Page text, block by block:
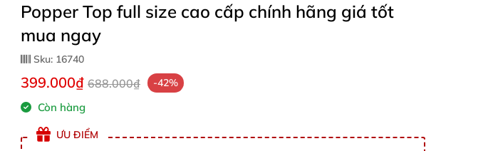
Popper Top full size cao cấp chính hãng giá tốt
mua ngay
Sku: 16740
399.000₫ 688.000₫ -42%
Còn hàng
ƯU ĐIỂM